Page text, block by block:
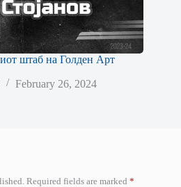
штаб на Голден Арт
February 26, 2024
Required fields are marked *